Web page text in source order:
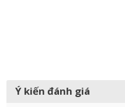
Ý kiến đánh giá